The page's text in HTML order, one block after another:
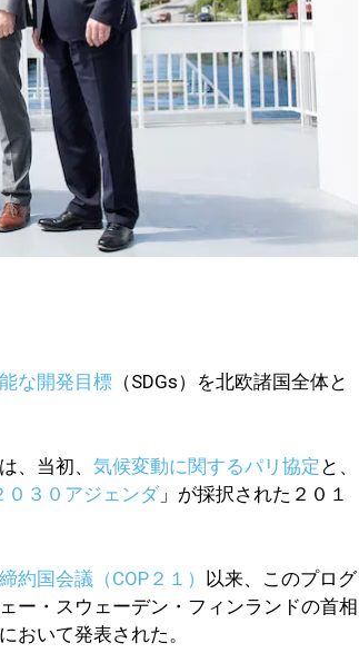
な開発目標 （SDGs）を北欧諸国全体と
、当初、 気候変動に関するパリ協定 と、
０３０アジェンダ 」が採択された２０１
約国会議（COP２１） 以来、このプログ
ー・スウェーデン・フィンランドの首相
おいて発表された。